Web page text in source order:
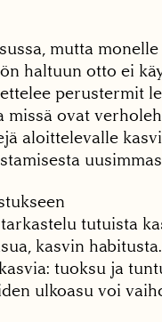
mutta
haltuun otto ei
perustermit
missä ovat
aloittelevalle
tutuista
kasvin habitusta.
tuoksu ja
ulkoasu voi